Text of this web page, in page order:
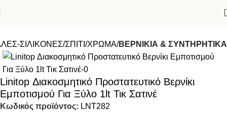
ΣΙΛΙΚΟΝΕΣ ΣΠΙΤΙ ΧΡΩΜΑ ΒΕΡΝΙΚΙΑ & ΣΥΝΤΗΡΗΤΙΚΑ
Linitop Διακοσμητικό Προστατευτικό Βερνίκι
Εμποτισμού Για Ξύλο 1lt Τικ Σατινέ
Κωδικός προϊόντος: LNT282